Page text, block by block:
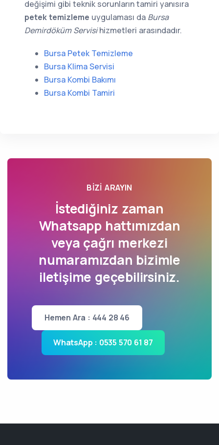
değişimi gibi teknik sorunların tamiri yanısıra
petek temizleme uygulaması da Bursa
Demirdöküm Servisihizmetleri arasındadır.
Bursa Petek Temizleme
Bursa Klima Servisi
Bursa Kombi Bakımı
Bursa Kombi Tamiri
BIZI ARAYIN
İstediğiniz zaman
Whatsapp hattımızdan
veya çağrı merkezi
numaramızdan bizimle
iletişime geçebilirsiniz.
Hemen Ara : 444 28 46
WhatsApp : 0535 570 61 87